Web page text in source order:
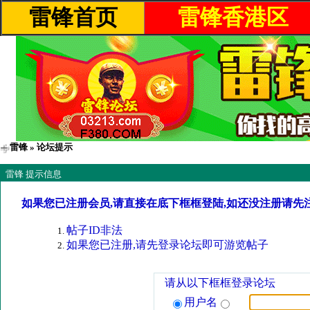
雷锋首页 雷锋香港区
雷锋 » 论坛提示
雷锋 提示信息
如果您已注册会员,请直接在底下框框登陆,如还没注册请先
帖子ID非法
如果您已注册,请先登录论坛即可游览帖子
请从以下框框登录论坛
用户名